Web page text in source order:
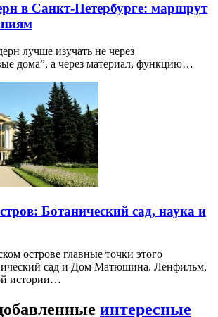
в Санкт-Петербурге: маршрут
лучше изучать не через
дома”, а через материал, функцию…
Ботанический сад, наука и
острове главные точки этого
сад и Дом Матюшина. Ленфильм,
истории…
интересные